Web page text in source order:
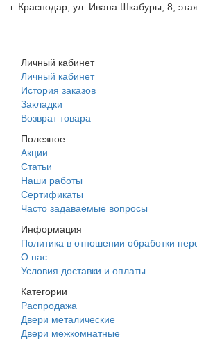
г. Краснодар, ул. Ивана Шкабуры, 8,
Личный кабинет
Личный кабинет
История заказов
Закладки
Возврат товара
Полезное
Акции
Статьи
Наши работы
Сертификаты
Часто задаваемые вопросы
Информация
Политика в отношении обработки
О нас
Условия доставки и оплаты
Категории
Распродажа
Двери металические
Двери межкомнатные